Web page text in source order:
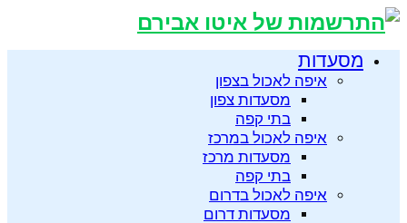
מסעדות
איפה לאכול בצפון
מסעדות צפון
בתי קפה
איפה לאכול במרכז
מסעדות מרכז
בתי קפה
איפה לאכול בדרום
מסעדות דרום